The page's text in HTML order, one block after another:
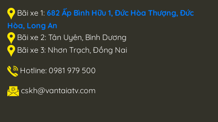
Bãi xe 1: 682 Ấp Bình Hữu 1, Đức Hòa Thượng, Đức
Hòa, Long An
Bãi xe 2: Tân Uyên, Bình Dương
Bãi xe 3: Nhơn Trạch, Đồng Nai
Hotline: 0981 979 500
cskh@vantaiatv.com